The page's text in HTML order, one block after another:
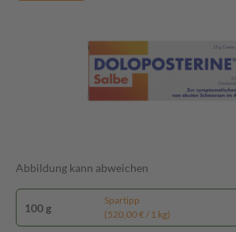
Abbildung kann abweichen
100 g
Spartipp
(520,00 € / 1 kg)